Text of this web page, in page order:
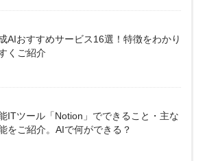
AIおすすめサービス16選！特徴をわかり
くご紹介
ITツール「Notion」でできること・主な
をご紹介。AIで何ができる？